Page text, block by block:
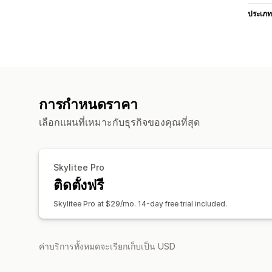
ประเภท
การกำหนดราคา
เลือกแผนที่เหมาะกับธุรกิจของคุณที่สุด
Skylitee Pro
ติดตั้งฟรี
Skylitee Pro at $29/mo. 14-day free trial included.
ค่าบริการทั้งหมดจะเรียกเก็บเป็น USD